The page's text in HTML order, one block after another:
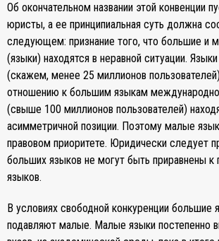
Об окончательном названии этой конвенции
юристы, а ее принципиальная суть должна
следующем: признание того, что большие и
(языки) находятся в неравной ситуации.
(скажем, менее 25 миллионов
отношению к большим языкам
(свыше 100 миллионов пользователей)
асимметричной позиции. Поэтому малые
правовом приоритете. Юридически следует
больших языков не могут быть приравнены
языков.
В условиях свободной конкуренции большие
подавляют малые. Малые языки постепенно